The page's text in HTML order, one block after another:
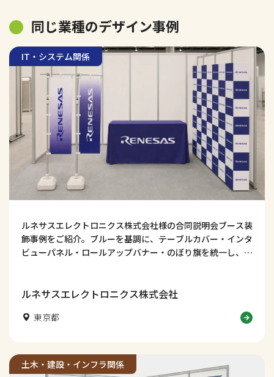
同じ業種のデザイン事例
IT・システム関係
ルネサスエレクトロニクス株式会社様の合同説明会ブース装
飾事例をご紹介。ブルーを基調に、テーブルカバー・インタ
ビューパネル・ロールアップバナー・のぼり旗を統一し、技
解説します。
ルネサスエレクトロニクス株式会社
東京都
土木・建設・インフラ関係